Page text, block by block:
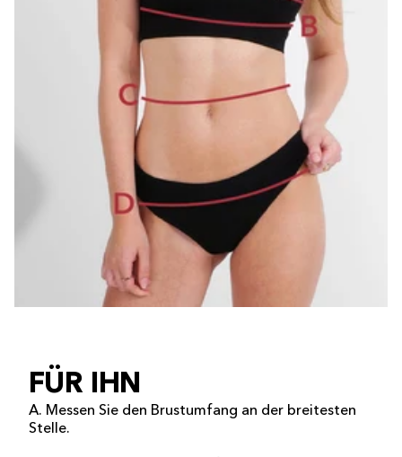
FÜR IHN
A. Messen Sie den Brustumfang an der breitesten
Stelle.